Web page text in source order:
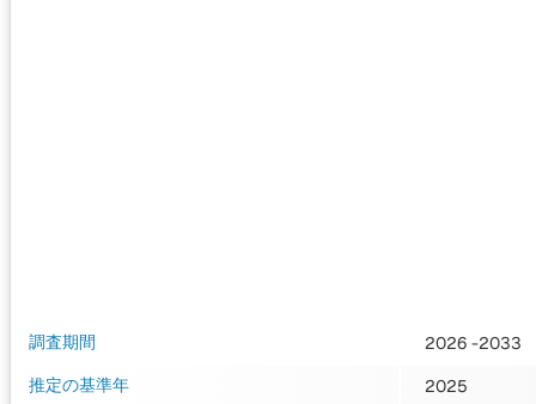
調査期間
2026 -2033
推定の基準年
2025